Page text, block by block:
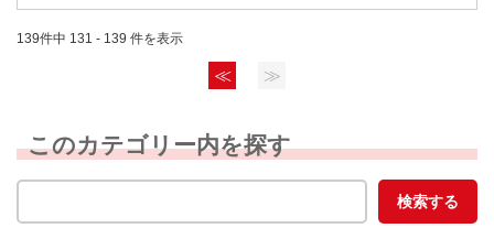
139件中 131 - 139 件を表示
≪ ≫
このカテゴリー内を探す